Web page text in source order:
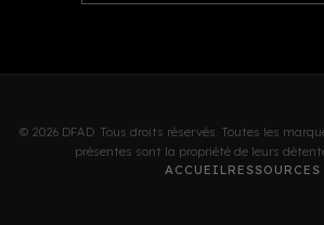
© 2026 DFAD. Tous droits réservés. Toutes les
présentes sont la propriété de leurs
ACCUEIL RESSOURCES